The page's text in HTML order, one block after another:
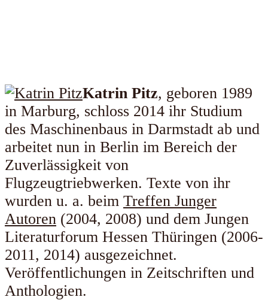
Katrin Pitz, geboren 1989
in Marburg, schloss 2014 ihr Studium
des Maschinenbaus in Darmstadt ab und
arbeitet nun in Berlin im Bereich der
Zuverlässigkeit von
Flugzeugtriebwerken. Texte von ihr
wurden u. a. beim Treffen Junger
Autoren (2004, 2008) und dem Jungen
Literaturforum Hessen Thüringen (2006-
2011, 2014) ausgezeichnet.
Veröffentlichungen in Zeitschriften und
Anthologien.